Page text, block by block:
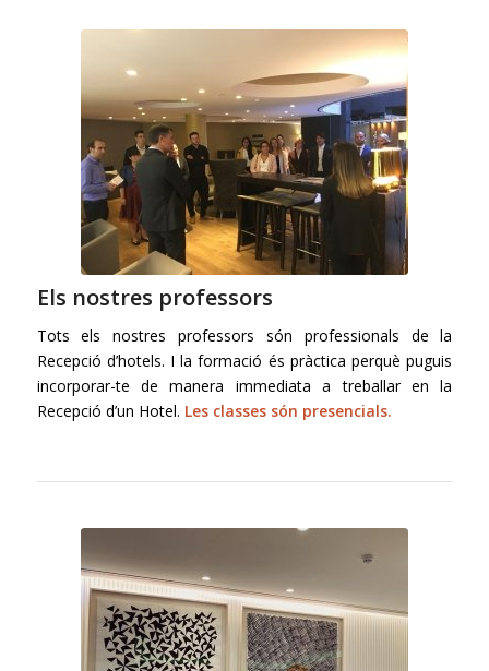
Els nostres professors
Tots els nostres professors són professionals de la
Recepció d’hotels. I la formació és pràctica perquè puguis
incorporar-te de manera immediata a treballar en la
Recepció d’un Hotel. Les classes són presencials.